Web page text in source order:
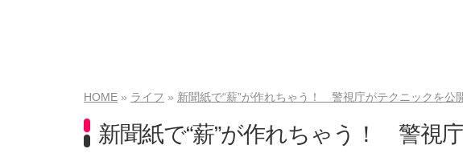
HOME ライフ 新聞紙で“薪”が作れちゃう！ 警視庁がテクニックを公
新聞紙で“薪”が作れちゃう！ 警視